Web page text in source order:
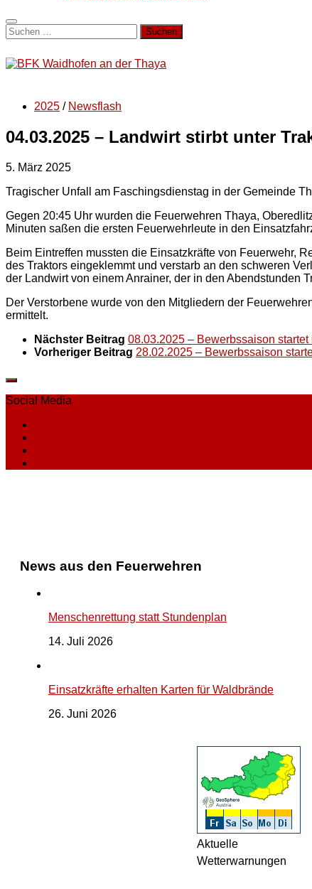
Suchen
nach:
2025 / Newsflash
04.03.2025 – Landwirt stirbt unter
5. März 2025
Tragischer Unfall am Faschingsdienstag in der Gemeinde
Gegen 20:45 Uhr wurden die Feuerwehren Thaya,
Minuten saßen die ersten Feuerwehrleute in den
Beim Eintreffen mussten die Einsatzkräfte von Feuerwehr,
des Traktors eingeklemmt und verstarb an den schweren
der Landwirt von einem Anrainer, der in den Abendstunden
Der Verstorbene wurde von den Mitgliedern der
ermittelt.
Nächster Beitrag 08.03.2025 – Bewerbssaison
Vorheriger Beitrag 28.02.2025 – Bewerbssaison
Social Media
News aus den Feuerwehren
Menschenrettung statt Stundenplan
14. Juli 2026
Einsatzkräfte erhalten Karten für Waldbrände
26. Juni 2026
Aktuelle
Wetterwarnungen